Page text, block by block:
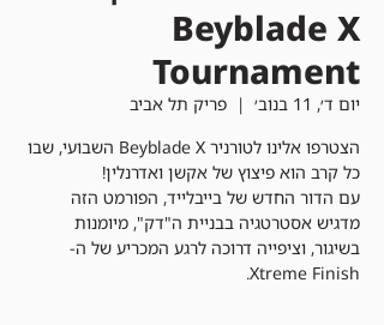
Beyblade X
Tournament
יום ד׳, 11 בנוב׳
  |
פריק תל אביב
הצטרפו אלינו לטורניר Beyblade X השבועי, שבו
עם הדור החדש של בייבלייד, הפורמט הזה
מדגיש אסטרטגיה בבניית ה"דק", מיומנות
בשיגור, וציפייה דרוכה לרגע המכריע של ה-
Xtreme Finish.